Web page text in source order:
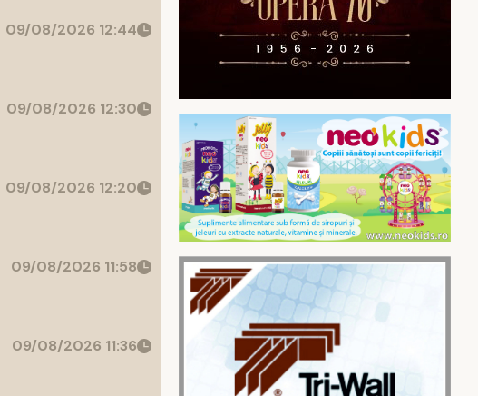
09/08/2026 12:44
09/08/2026 12:30
09/08/2026 12:20
09/08/2026 11:58
09/08/2026 11:36